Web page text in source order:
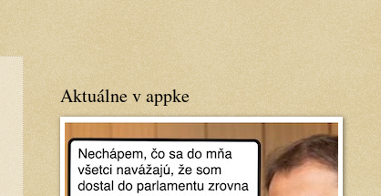
Aktuálne v appke